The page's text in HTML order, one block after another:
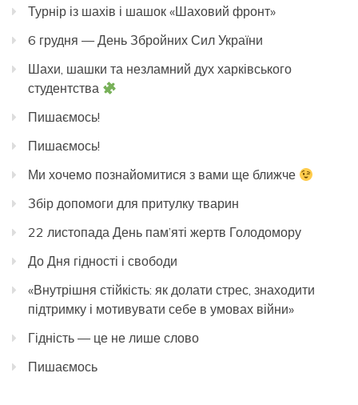
Турнір із шахів і шашок «Шаховий фронт»
6 грудня — День Збройних Сил України
Шахи, шашки та незламний дух харківського
студентства
Пишаємось!
Пишаємось!
Ми хочемо познайомитися з вами ще ближче
Збір допомоги для притулку тварин
22 листопада День пам’яті жертв Голодомору
До Дня гідності і свободи
«Внутрішня стійкість: як долати стрес, знаходити
підтримку і мотивувати себе в умовах війни»
Гідність — це не лише слово
Пишаємось